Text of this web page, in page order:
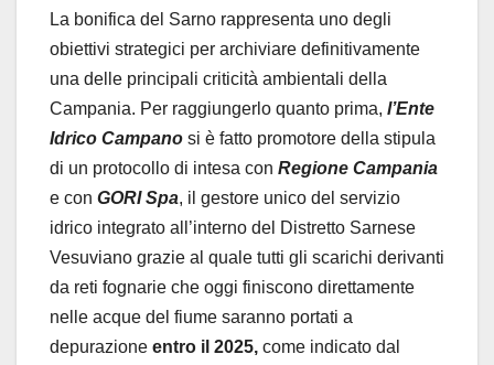
La bonifica del Sarno rappresenta uno degli
obiettivi strategici per archiviare definitivamente
una delle principali criticità ambientali della
Campania. Per raggiungerlo quanto prima, l’Ente
Idrico Campano si è fatto promotore della stipula
di un protocollo di intesa con Regione Campania
e con GORI Spa, il gestore unico del servizio
idrico integrato all’interno del Distretto Sarnese
Vesuviano grazie al quale tutti gli scarichi derivanti
da reti fognarie che oggi finiscono direttamente
nelle acque del fiume saranno portati a
depurazione entro il 2025, come indicato dal